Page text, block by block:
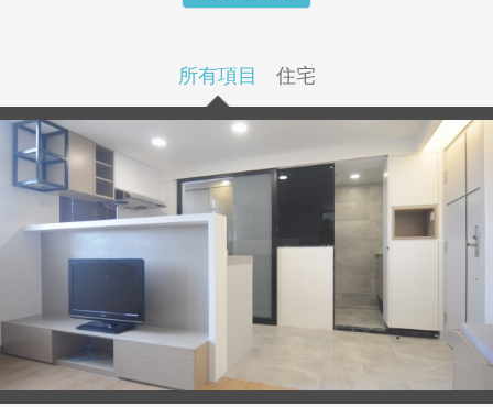
所有項目 住宅